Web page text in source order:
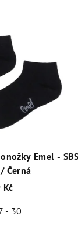
Emel - SBS
Černá
Kč
- 30